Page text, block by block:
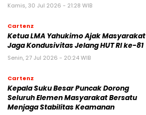
Kamis, 30 Jul 2026 - 21:28 WIB
Cartenz
Ketua LMA Yahukimo Ajak Masyarakat
Jaga Kondusivitas Jelang HUT RI ke-81
Senin, 27 Jul 2026 - 20:24 WIB
Cartenz
Kepala Suku Besar Puncak Dorong
Seluruh Elemen Masyarakat Bersatu
Menjaga Stabilitas Keamanan